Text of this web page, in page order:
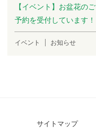
【イベント】お盆花のご
予約を受付しています！
イベント お知らせ
サイトマップ